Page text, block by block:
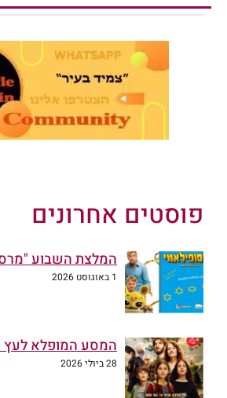
פוסטים אחרונים
המלצת השבוע
1 באוגוסט 2026
המסע המופלא
28 ביולי 2026